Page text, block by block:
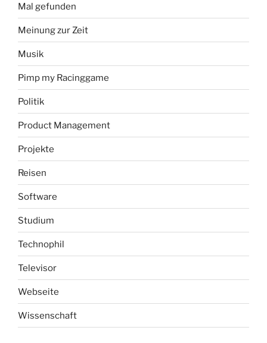
Mal gefunden
Meinung zur Zeit
Musik
Pimp my Racinggame
Politik
Product Management
Projekte
Reisen
Software
Studium
Technophil
Televisor
Webseite
Wissenschaft